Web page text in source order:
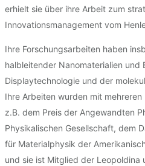
erhielt sie über ihre Arbeit zum
Innovationsmanagement vom
Ihre Forschungsarbeiten haben
halbleitender Nanomaterialien und
Displaytechnologie und der
Ihre Arbeiten wurden mit
z.B. dem Preis der Angewandten
Physikalischen Gesellschaft, dem
für Materialphysik der
und sie ist Mitglied der Leopoldina